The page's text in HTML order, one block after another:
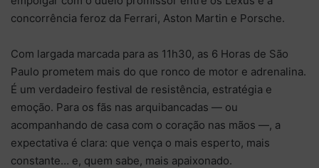
concorrência feroz da Ferrari, Aston Martin e Porsche.
Com largada marcada para as 11h30, as 6 Horas de São
Paulo prometem mais do que ronco de motor e adrenalina.
É um verdadeiro festival de resistência, estratégia e
emoção. Para os fãs nas arquibancadas — ou
acompanhando de casa com o coração nas mãos —, a
expectativa é clara: que vença o mais esperto, mais
constante… e, quem sabe, mais apaixonado.